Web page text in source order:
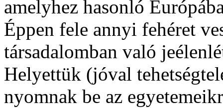
amelyhez hasonló
Éppen fele annyi fehéret
társadalomban való
Helyettük (jóval
nyomnak be az